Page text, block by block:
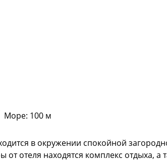
Море: 100 м
в окружении спокойной
отеля находятся комплекс отдыха, а